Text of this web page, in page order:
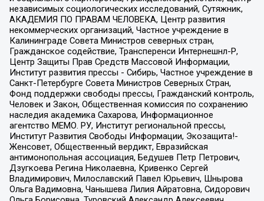
независимых социологических исследований, Сутяжник,
АКАДЕМИЯ ПО ПРАВАМ ЧЕЛОВЕКА, Центр развития
некоммерческих организаций, Частное учреждение в
Калининграде Совета Министров северных стран,
Гражданское содействие, Трансперенси Интернешнл-Р,
Центр Защиты Прав Средств Массовой Информации,
Институт развития прессы - Сибирь, Частное учреждение в
Санкт-Петербурге Совета Министров Северных Стран,
Фонд поддержки свободы прессы, Гражданский контроль,
Человек и Закон, Общественная комиссия по сохранению
наследия академика Сахарова, Информационное
агентство МЕМО. РУ, Институт региональной прессы,
Институт Развития Свободы Информации, Экозащита!-
Женсовет, Общественный вердикт, Евразийская
антимонопольная ассоциация, Бедушев Петр Петрович,
Дзугкоева Регина Николаевна, Кривенко Сергей
Владимирович, Милославский Павел Юрьевич, Шнырова
Ольга Вадимовна, Чанышева Лилия Айратовна, Сидорович